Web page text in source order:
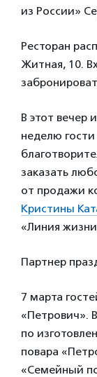
из России»
Ресторан
Житная, 10.
В этот вечер
неделю
заказать
от продажи
Кристины
«Линия
Партнер
7 марта
«Петрович».
по
повара
«Семейный